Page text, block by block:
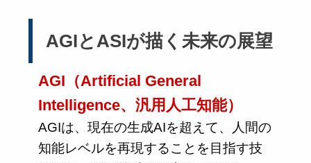
AGIとASIが描く未来の展望
AGI（Artificial General
Intelligence、汎用人工知能）
AGIは、現在の生成AIを超えて、人間の
知能レベルを再現することを目指す技